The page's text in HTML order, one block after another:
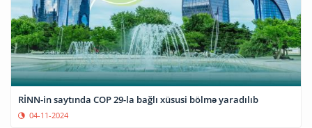
RİNN-in saytında COP 29-la bağlı xüsusi bölmə yaradılıb
04-11-2024